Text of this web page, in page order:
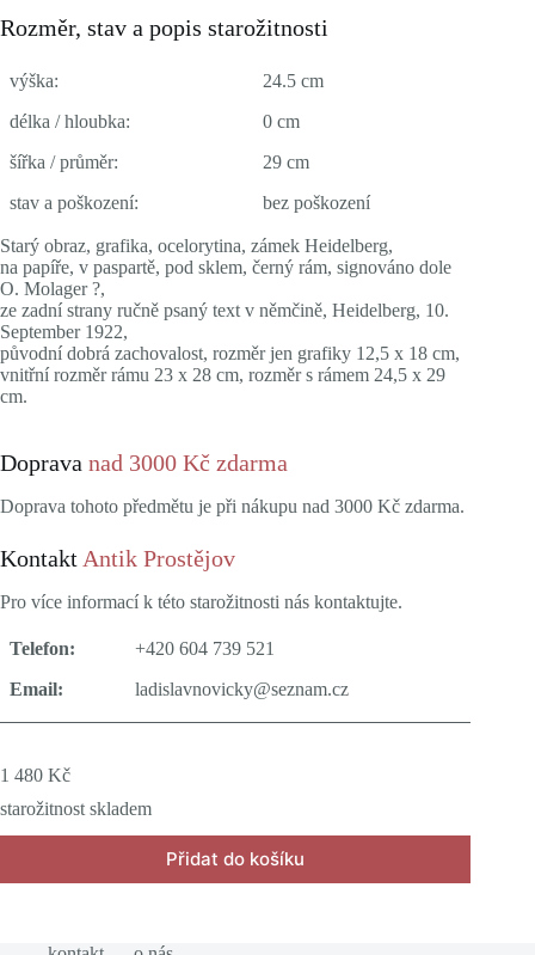
Rozměr, stav a popis starožitnosti
výška:
24.5 cm
délka / hloubka:
0 cm
šířka / průměr:
29 cm
stav a poškození:
bez poškození
Starý obraz, grafika, ocelorytina, zámek Heidelberg,
na papíře, v paspartě, pod sklem, černý rám, signováno dole
O. Molager ?,
ze zadní strany ručně psaný text v němčině, Heidelberg, 10.
September 1922,
původní dobrá zachovalost, rozměr jen grafiky 12,5 x 18 cm,
vnitřní rozměr rámu 23 x 28 cm, rozměr s rámem 24,5 x 29
cm.
Doprava nad 3000 Kč zdarma
Doprava tohoto předmětu je při nákupu nad 3000 Kč zdarma.
Kontakt Antik Prostějov
Pro více informací k této starožitnosti nás kontaktujte.
Telefon:
+420 604 739 521
Email:
ladislavnovicky@seznam.cz
1 480 Kč
starožitnost skladem
Přidat do košíku